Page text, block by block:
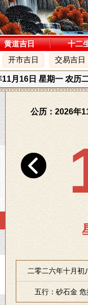
黄道吉日
十二
开市吉日 交易吉日
11月16日 星期一 农历
公历：2026年
二零二六年十月初
五行：砂石金